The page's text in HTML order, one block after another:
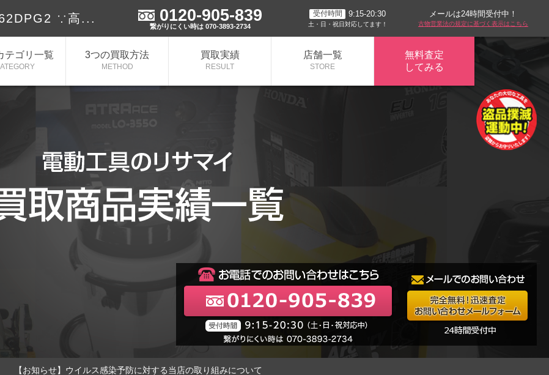
∵高... 0120-905-839
繋がりにくい時は 070-3893-2734
受付時間 9:15-20:30
土・日・祝日対応してます！
メールは24時間受付中！
古物営業法の規定に基づく表示はこちら
テゴリ一覧 3つの買取方法
METHOD
買取実績
RESULT
店舗一覧
STORE
無料査定
してみる
【お知らせ】ウイルス感染予防に対する当店の取り組みについて